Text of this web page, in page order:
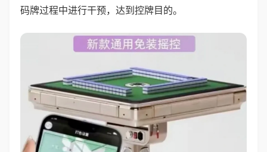
码牌过程中进行干预，达到控牌目的。